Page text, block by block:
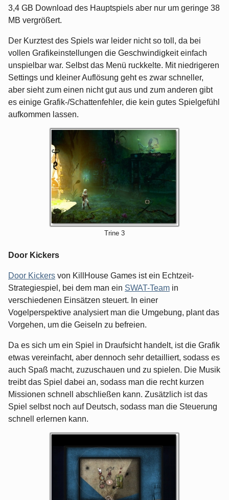
3,4 GB Download des Hauptspiels aber nur um geringe 38
MB vergrößert.
Der Kurztest des Spiels war leider nicht so toll, da bei
vollen Grafikeinstellungen die Geschwindigkeit einfach
unspielbar war. Selbst das Menü ruckkelte. Mit niedrigeren
Settings und kleiner Auflösung geht es zwar schneller,
aber sieht zum einen nicht gut aus und zum anderen gibt
es einige Grafik-/Schattenfehler, die kein gutes Spielgefühl
aufkommen lassen.
Trine 3
Door Kickers
Door Kickers von KillHouse Games ist ein Echtzeit-
Strategiespiel, bei dem man ein SWAT-Team in
verschiedenen Einsätzen steuert. In einer
Vogelperspektive analysiert man die Umgebung, plant das
Vorgehen, um die Geiseln zu befreien.
Da es sich um ein Spiel in Draufsicht handelt, ist die Grafik
etwas vereinfacht, aber dennoch sehr detailliert, sodass es
auch Spaß macht, zuzuschauen und zu spielen. Die Musik
treibt das Spiel dabei an, sodass man die recht kurzen
Missionen schnell abschließen kann. Zusätzlich ist das
Spiel selbst noch auf Deutsch, sodass man die Steuerung
schnell erlernen kann.